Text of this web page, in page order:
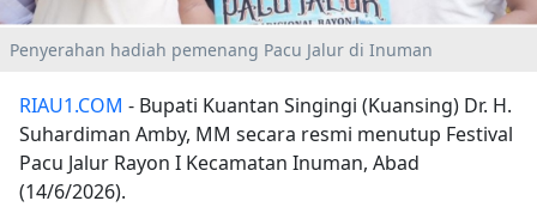
Penyerahan hadiah pemenang Pacu Jalur di Inuman
RIAU1.COM - Bupati Kuantan Singingi (Kuansing) Dr. H.
Suhardiman Amby, MM secara resmi menutup Festival
Pacu Jalur Rayon I Kecamatan Inuman, Abad
(14/6/2026).